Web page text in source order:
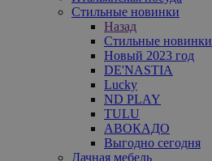
Стильные новинки
Назад
Стильные новинки
Новый 2023 год
DE'NASTIA
Lucky
ND PLAY
TULU
АВОКАДО
Выгодно сегодня
Дачная мебель